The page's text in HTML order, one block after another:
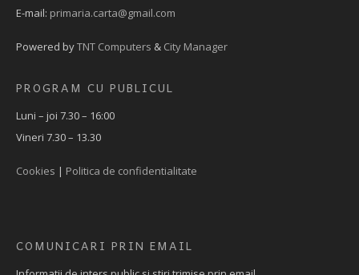
E-mail: primaria.carta@gmail.com
Powered byTNT Computers & City Manager
PROGRAM CU PUBLICUL
Luni – joi 7.30 – 16:00
Vineri 7.30 – 13.30
Cookies | Politica de confidentialitate
COMUNICARI PRIN EMAIL